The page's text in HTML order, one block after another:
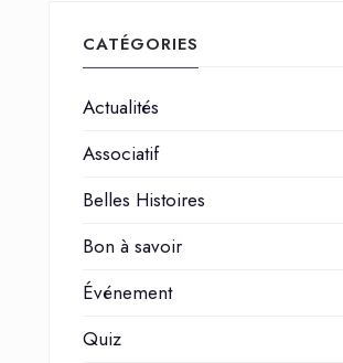
CATÉGORIES
Actualités
Associatif
Belles Histoires
Bon à savoir
Événement
Quiz